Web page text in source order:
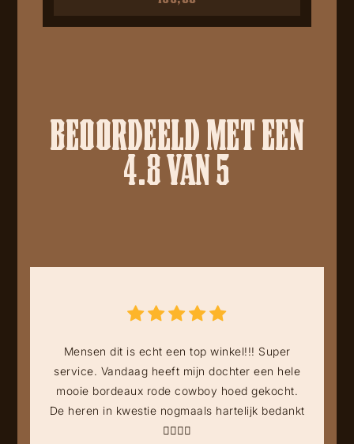
BEOORDEELD MET EEN
4.8 VAN 5
Mensen dit is echt een top winkel!!! Super
service. Vandaag heeft mijn dochter een hele
mooie bordeaux rode cowboy hoed gekocht.
De heren in kwestie nogmaals hartelijk bedankt
👍🏻👍🏻